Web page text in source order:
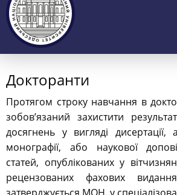
Докторанти
Протягом строку навчання в
зобов’язаний захистити
досягнень у вигляді дисертації,
монографії, або наукової
статей, опублікованих у
рецензованих фахових